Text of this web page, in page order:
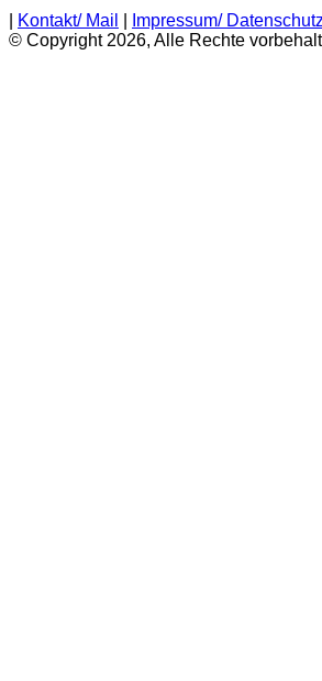
Kontakt/ Mail Impressum/ Datenschutz
© Copyright 2026, Alle Rechte